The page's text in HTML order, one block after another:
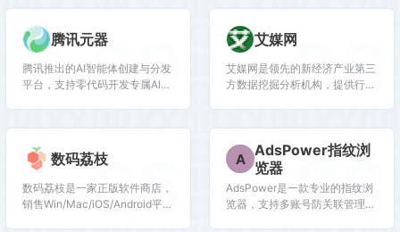
腾讯元器
腾讯推出的AI智能体创建与分发
平台，支持零代码开发专属AI聊
39 艾媒网
艾媒网是领先的新经济产业第三
方数据挖掘分析机构，提供行业
领域。
36
数码荔枝
数码荔枝是一家正版软件商店，
销售Win/Mac/iOS/Android平台
25 A AdsPower指纹浏
览器
AdsPower是一款专业的指纹浏
览器，支持多账号防关联管理，
28